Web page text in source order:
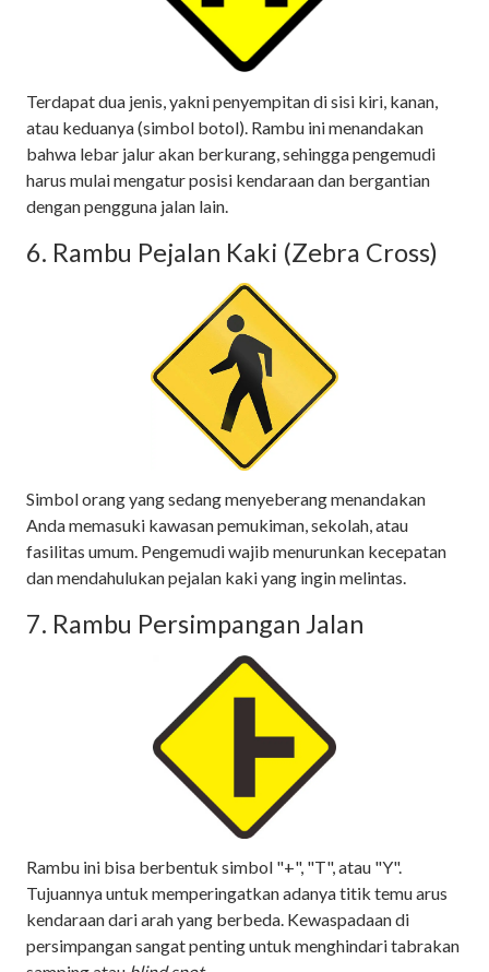
Terdapat dua jenis, yakni penyempitan di sisi kiri, kanan,
atau keduanya (simbol botol). Rambu ini menandakan
bahwa lebar jalur akan berkurang, sehingga pengemudi
harus mulai mengatur posisi kendaraan dan bergantian
dengan pengguna jalan lain.
6. Rambu Pejalan Kaki (Zebra Cross)
Simbol orang yang sedang menyeberang menandakan
Anda memasuki kawasan pemukiman, sekolah, atau
fasilitas umum. Pengemudi wajib menurunkan kecepatan
dan mendahulukan pejalan kaki yang ingin melintas.
7. Rambu Persimpangan Jalan
Rambu ini bisa berbentuk simbol "+", "T", atau "Y".
Tujuannya untuk memperingatkan adanya titik temu arus
kendaraan dari arah yang berbeda. Kewaspadaan di
persimpangan sangat penting untuk menghindari tabrakan